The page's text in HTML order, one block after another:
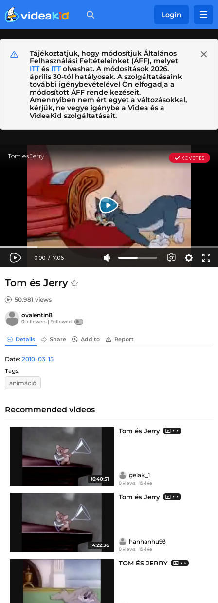
Login
Tájékoztatjuk, hogy módosítjuk Általános
Felhasználási Feltételeinket (ÁFF), melyet
ITTés ITTolvashat. A módosítások 2026.
április 30-tól hatályosak. A szolgáltatásaink
további igénybevételével Ön elfogadja a
módosított ÁFF rendelkezéseit.
Amennyiben nem ért egyet a változásokkal,
kérjük, ne vegye igénybe a Videa és a
VideaKid szolgáltatásait.
Tom és Jerry
50.981 views
ovalentin8
0 followers | Followed:
Details Share Add to Report
Date: 2010. 03. 15.
Tags:
animáció
Recommended videos
16:40:51
Tom és Jerry
gelak_1
0 views 15 éve
14:22:36
Tom és Jerry
hanhanhu93
0 views 15 éve
TOM ÉS JERRY